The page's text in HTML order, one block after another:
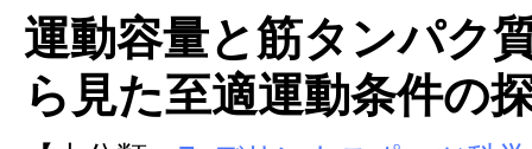
運動容量と筋タンパク
ら見た至適運動条件の